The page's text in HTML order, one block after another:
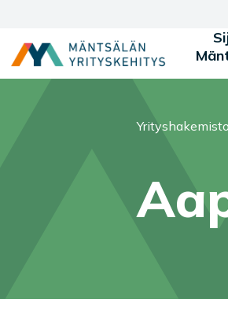
Olet tässä:
Yrityshakemisto